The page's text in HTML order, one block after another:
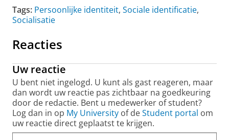
Tags: Persoonlijke identiteit, Sociale identificatie,
Socialisatie
Reacties
Uw reactie
U bent niet ingelogd. U kunt als gast reageren, maar
dan wordt uw reactie pas zichtbaar na goedkeuring
door de redactie. Bent u medewerker of student?
Log dan in op My University of deStudent portal om
uw reactie direct geplaatst te krijgen.